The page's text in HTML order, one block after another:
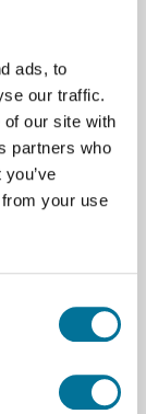
ads, to
our traffic.
our site with
partners who
your use
der
saubere